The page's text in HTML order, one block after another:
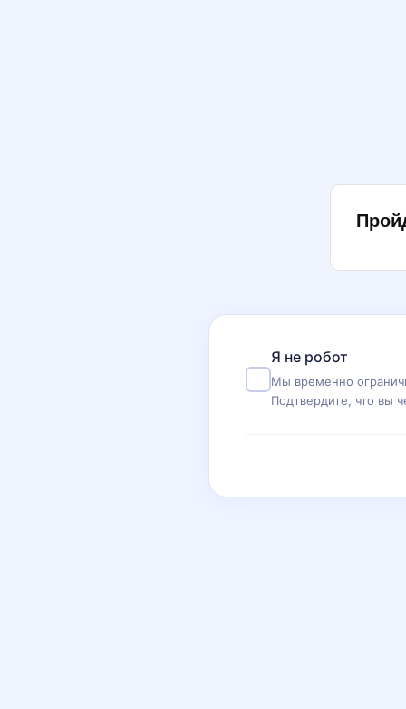
Я не робот
Мы временно
Подтвердите, что вы